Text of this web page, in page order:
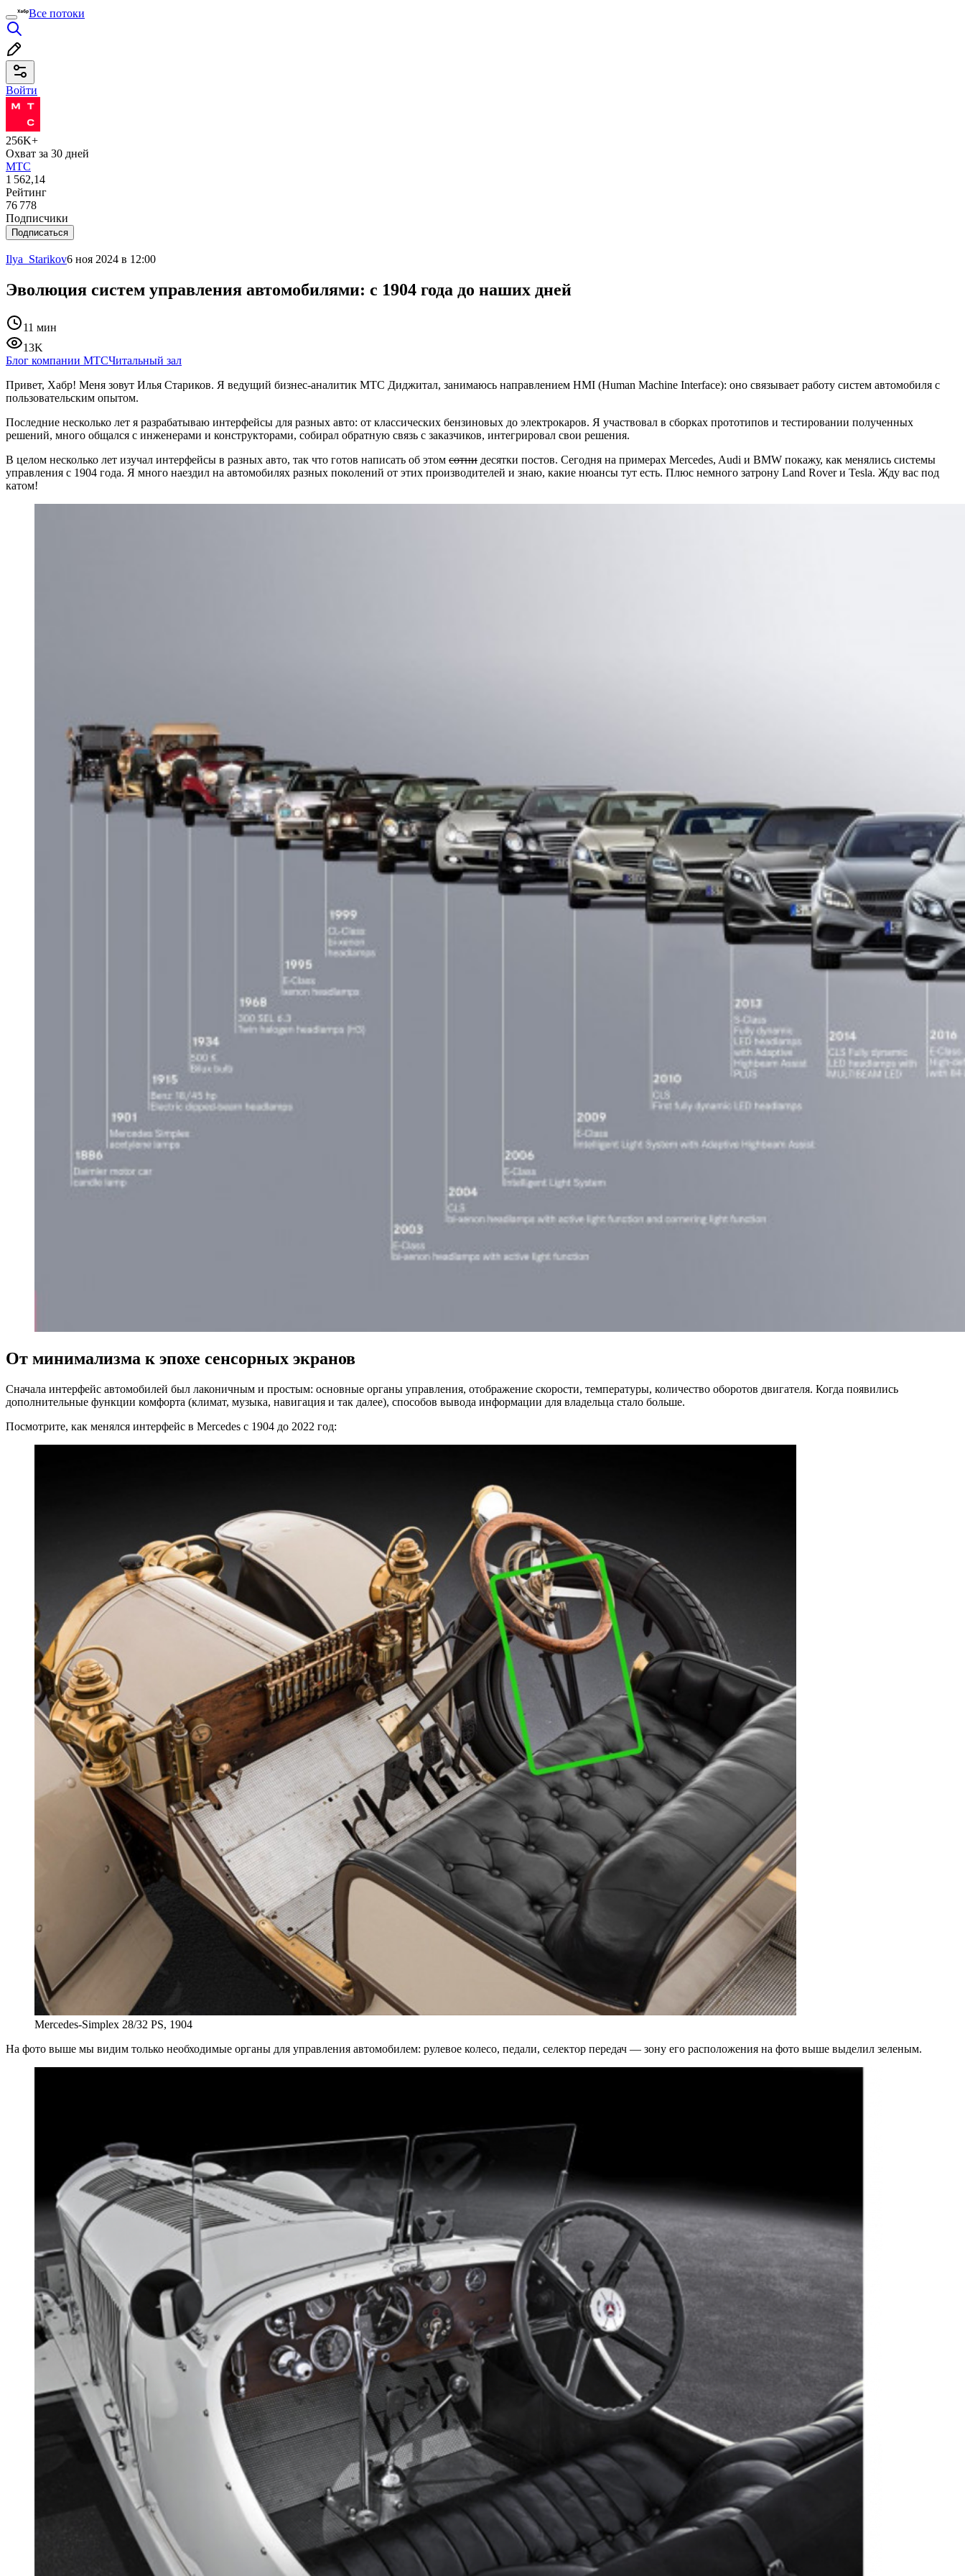
Все потоки
Войти
256K+
Охват за 30 дней
МТС
1 562,14
Рейтинг
76 778
Подписчики
Подписаться
Ilya_Starikov6 ноя 2024 в 12:00
Эволюция систем управления автомобилями: с 1904 года до наших дней
11 мин
13K
Блог компании МТСЧитальный зал
Привет, Хабр! Меня зовут Илья Стариков. Я ведущий бизнес-аналитик МТС Диджитал, занимаюсь направлением HMI (Human Machine Interface): оно связывает работу систем автомобиля с
пользовательским опытом.
Последние несколько лет я разрабатываю интерфейсы для разных авто: от классических бензиновых до электрокаров. Я участвовал в сборках прототипов и тестировании полученных
решений, много общался с инженерами и конструкторами, собирал обратную связь с заказчиков, интегрировал свои решения.
В целом несколько лет изучал интерфейсы в разных авто, так что готов написать об этом сотни десятки постов. Сегодня на примерах Mercedes, Audi и BMW покажу, как менялись системы
управления с 1904 года. Я много наездил на автомобилях разных поколений от этих производителей и знаю, какие нюансы тут есть. Плюс немного затрону Land Rover и Tesla. Жду вас под
катом!
От минимализма к эпохе сенсорных экранов
Сначала интерфейс автомобилей был лаконичным и простым: основные органы управления, отображение скорости, температуры, количество оборотов двигателя. Когда появились
дополнительные функции комфорта (климат, музыка, навигация и так далее), способов вывода информации для владельца стало больше.
Посмотрите, как менялся интерфейс в Mercedes с 1904 до 2022 год:
Mercedes-Simplex 28/32 PS, 1904
На фото выше мы видим только необходимые органы для управления автомобилем: рулевое колесо, педали, селектор передач — зону его расположения на фото выше выделил зеленым.